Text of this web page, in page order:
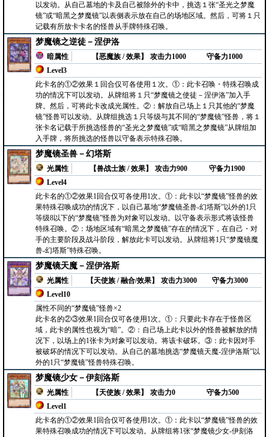
以发动。从自己墓地的卡及自己被除外的卡中，挑选１张“圣光之梦魔
镜”或“暗黑之梦魔镜”以表侧表示放在自己的场地区域。然后，可将１只
记载有所放卡卡名的怪兽从手牌特殊召唤。
梦魔镜之逆徒－涅伊洛
暗属性
【恶魔族 / 效果】
Level3
攻击力1000 守备力1000
此卡名的①②效果１回合仅可各使用１次。①：此卡召唤・特殊召唤成
功的情况下可以发动。从牌组将１只“梦魔镜之使徒－涅伊洛”加入手
牌。然后，可将此卡改成光属性。②：解放自己场上１只其他的“梦魔
镜”怪兽可以发动。从牌组挑选１只等级与其不同的“梦魔镜”怪兽，将１
张卡名记载于所挑选怪兽的“圣光之梦魔镜”或“暗黑之梦魔镜”从牌组加
入手牌，将所挑选的怪兽以守备表示特殊召唤。
梦魔镜圣兽－幻塔斯
光属性
【兽战士族 / 效果】
Level4
攻击力900 守备力1900
此卡名的①②效果1回合仅可各使用1次。①：此卡以“梦魔镜”怪兽的效
果特殊召唤成功的情况下，以自己墓地“梦魔镜圣兽-幻塔斯”以外的1只
等级8以下的“梦魔镜”怪兽为对象可以发动。以守备表示形式将该怪兽
特殊召唤。②：场地区域有“暗黑之梦魔镜”存在的情况下，在自己・对
手的主要阶段及战斗阶段，解放此卡可以发动。从牌组将1只“梦魔镜魔
兽-幻塔斯”特殊召唤。
梦魔镜天魔－涅伊洛斯
光属性
【天使族 / 融合/效果】
Level10
攻击力3000 守备力3000
属性不同的“梦魔镜”怪兽×2
此卡名的②③效果1回合仅可各使用1次。①：只要此卡存在于怪兽区
域，此卡的属性也视为“暗”。②：自己场上此卡以外的怪兽被解放的情
况下，以场上的1张卡为对象可以发动。将该卡破坏。③：此卡因对手
被破坏的情况下可以发动。从自己的墓地挑选“梦魔镜天魔-涅伊洛斯”以
外的1只“梦魔镜”怪兽特殊召唤。
梦魔镜少女－伊刻洛斯
光属性
【天使族 / 效果】
Level1
攻击力0 守备力500
此卡名的①②效果1回合仅可各使用1次。①：此卡以“梦魔镜”怪兽的效
果特殊召唤成功的情况下可以发动。从牌组将1张“梦魔镜少女-伊刻洛